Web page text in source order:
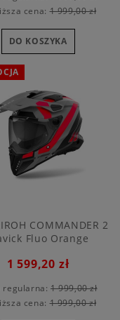
cena:1 999,00 zł
DO KOSZYKA
COMMANDER 2
Fluo Orange
1 599,20 zł
regularna: 1 999,00 zł
cena:1 999,00 zł